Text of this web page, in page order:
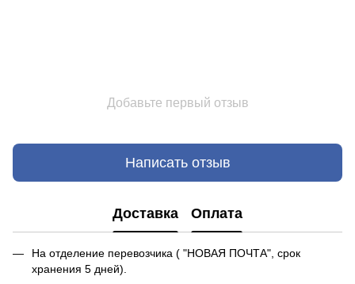
Добавьте первый отзыв
Написать отзыв
Доставка Оплата
На отделение перевозчика ( "НОВАЯ ПОЧТА", срок
хранения 5 дней).